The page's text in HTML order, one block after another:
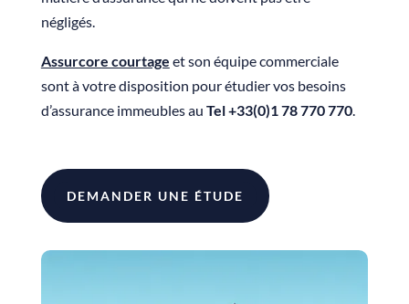
négligés.
Assurcore courtage et son équipe commerciale
sont à votre disposition pour étudier vos besoins
d’assurance immeubles au Tel +33(0)1 78 770 770.
DEMANDER UNE ÉTUDE